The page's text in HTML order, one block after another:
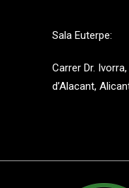
Sala Euterpe:
Carrer Dr.
d’Alacant,